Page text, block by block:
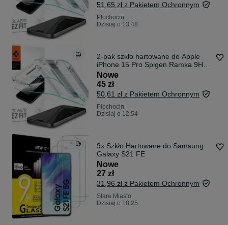
51,65 zł z Pakietem Ochronnym
Płochocin
Dzisiaj o 13:48
2-pak szkło hartowane do Apple
iPhone 15 Pro Spigen Ramka 9H
2,5D EZ-FIT
Nowe
45 zł
50,61 zł z Pakietem Ochronnym
Płochocin
Dzisiaj o 12:54
9x Szkło Hartowane do Samsung
Galaxy S21 FE
Nowe
27 zł
31,96 zł z Pakietem Ochronnym
Stare Miasto
Dzisiaj o 18:25